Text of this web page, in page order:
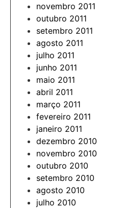
novembro 2011
outubro 2011
setembro 2011
agosto 2011
julho 2011
junho 2011
maio 2011
abril 2011
março 2011
fevereiro 2011
janeiro 2011
dezembro 2010
novembro 2010
outubro 2010
setembro 2010
agosto 2010
julho 2010